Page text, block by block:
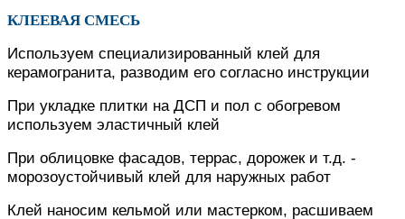
КЛЕЕВАЯ СМЕСЬ
Используем специализированный клей для
керамогранита, разводим его согласно инструкции
При укладке плитки на ДСП и пол с обогревом
используем эластичный клей
При облицовке фасадов, террас, дорожек и т.д. -
морозоустойчивый клей для наружных работ
Клей наносим кельмой или мастерком, расшиваем